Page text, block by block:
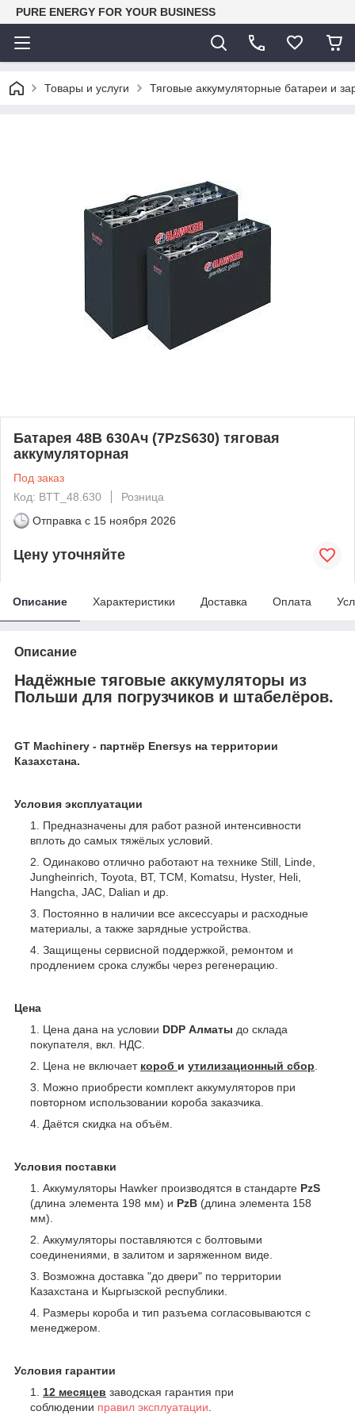
PURE ENERGY FOR YOUR BUSINESS
Товары и услуги Тяговые аккумуляторные батареи и
Батарея 48В 630Ач (7PzS630) тяговая
аккумуляторная
Под заказ
Код: BTT_48.630
Розница
Отправка с 15 ноября 2026
Цену уточняйте
Описание Характеристики Доставка Оплата
Описание
Надёжные тяговые аккумуляторы из
Польши для погрузчиков и штабелёров.
GT Machinery - партнёр Enersys на территории
Казахстана.
Условия эксплуатации
Предназначены для работ разной интенсивности
вплоть до самых тяжёлых условий.
Одинаково отлично работают на технике Still, Linde,
Jungheinrich, Toyota, BT, TCM, Komatsu, Hyster, Heli,
Hangcha, JAC, Dalian и др.
Постоянно в наличии все аксессуары и расходные
материалы, а также зарядные устройства.
Защищены сервисной поддержкой, ремонтом и
продлением срока службы через регенерацию.
Цена
Цена дана на условии DDP Алматы до склада
покупателя, вкл. НДС.
Цена не включает короб и утилизационный сбор.
Можно приобрести комплект аккумуляторов при
повторном использовании короба заказчика.
Даётся скидка на объём.
Условия поставки
Аккумуляторы Hawker производятся в стандарте PzS
(длина элемента 198 мм) и PzB (длина элемента 158
мм).
Аккумуляторы поставляются с болтовыми
соединениями, в залитом и заряженном виде.
Возможна доставка "до двери" по территории
Казахстана и Кыргызской республики.
Размеры короба и тип разъема согласовываются с
менеджером.
Условия гарантии
12 месяцев заводская гарантия при
соблюдении правил эксплуатации.